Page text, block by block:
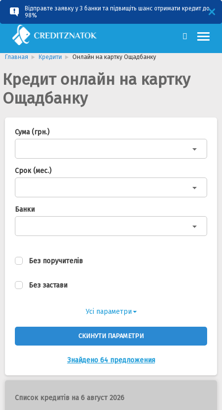
Відправте заявку у 3 банки та підвищіть шанс отримати кредит до
98%
RU UA
Главная Кредити Онлайн на картку Ощадбанку
Кредит онлайн на картку
Ощадбанку
Сума (грн.)
Срок (мес.)
Банки
Без поручителів
Без застави
Усі параметри
СКИНУТИ ПАРАМЕТРИ
Знайдено 64 предложения
Список кредитів на 6 август 2026